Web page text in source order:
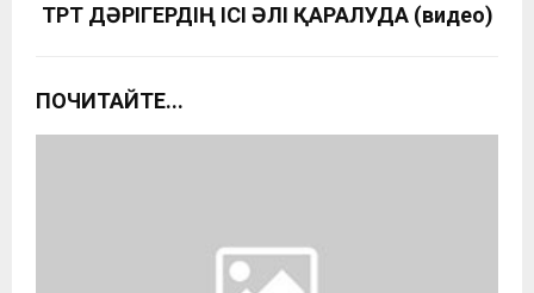
ТӨРТ ДӘРІГЕРДІҢ ІСІ ӘЛІ ҚАРАЛУДА (видео)
ПОЧИТАЙТЕ...